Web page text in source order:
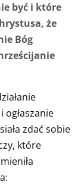
być i które
że
Bóg
ogłaszanie
zdać sobie
które